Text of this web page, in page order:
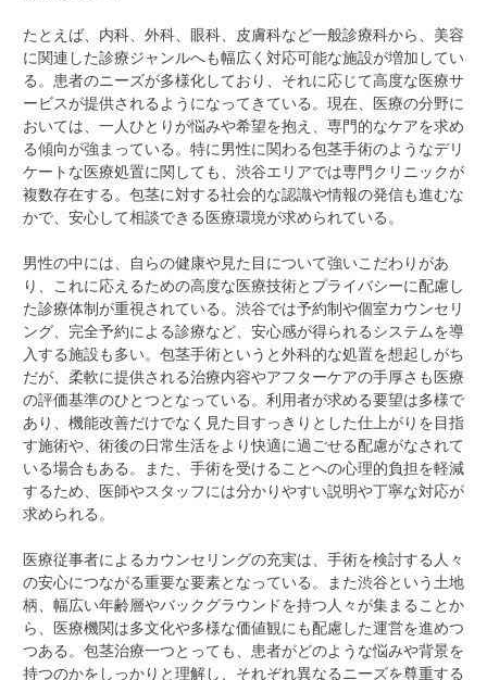
たとえば、内科、外科、眼科、皮膚科など一般診療科から、美容
に関連した診療ジャンルへも幅広く対応可能な施設が増加してい
る。患者のニーズが多様化しており、それに応じて高度な医療サ
ービスが提供されるようになってきている。現在、医療の分野に
おいては、一人ひとりが悩みや希望を抱え、専門的なケアを求め
る傾向が強まっている。特に男性に関わる包茎手術のようなデリ
ケートな医療処置に関しても、渋谷エリアでは専門クリニックが
複数存在する。包茎に対する社会的な認識や情報の発信も進むな
かで、安心して相談できる医療環境が求められている。
男性の中には、自らの健康や見た目について強いこだわりがあ
り、これに応えるための高度な医療技術とプライバシーに配慮し
た診療体制が重視されている。渋谷では予約制や個室カウンセリ
ング、完全予約による診療など、安心感が得られるシステムを導
入する施設も多い。包茎手術というと外科的な処置を想起しがち
だが、柔軟に提供される治療内容やアフターケアの手厚さも医療
の評価基準のひとつとなっている。利用者が求める要望は多様で
あり、機能改善だけでなく見た目すっきりとした仕上がりを目指
す施術や、術後の日常生活をより快適に過ごせる配慮がなされて
いる場合もある。また、手術を受けることへの心理的負担を軽減
するため、医師やスタッフには分かりやすい説明や丁寧な対応が
求められる。
医療従事者によるカウンセリングの充実は、手術を検討する人々
の安心につながる重要な要素となっている。また渋谷という土地
柄、幅広い年齢層やバックグラウンドを持つ人々が集まることか
ら、医療機関は多文化や多様な価値観にも配慮した運営を進めつ
つある。包茎治療一つとっても、患者がどのような悩みや背景を
持つのかをしっかりと理解し、それぞれ異なるニーズを尊重する